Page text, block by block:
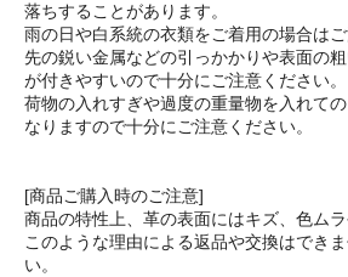
落ちすることがあります。
雨の日や白系統の衣類をご着用の場合はご
先の鋭い金属などの引っかかりや表面の
が付きやすいので十分にご注意ください。
荷物の入れすぎや過度の重量物を入れて
なりますので十分にご注意ください。
[商品ご購入時のご注意]
商品の特性上、革の表面にはキズ、色ムラ
このような理由による返品や交換はでき
い。